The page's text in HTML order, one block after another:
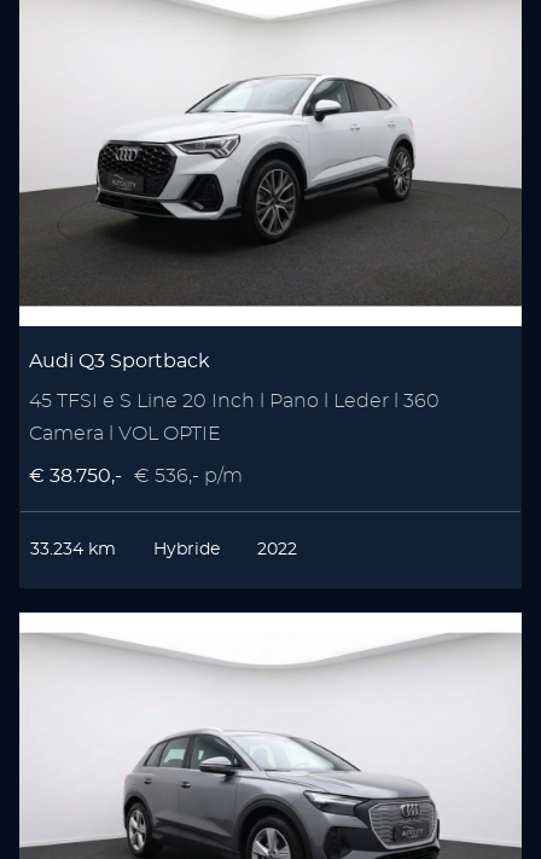
Audi Q3 Sportback
45 TFSI e S Line 20 Inch l Pano l Leder l 360
Camera l VOL OPTIE
€ 38.750,- € 536,- p/m
33.234 km Hybride 2022